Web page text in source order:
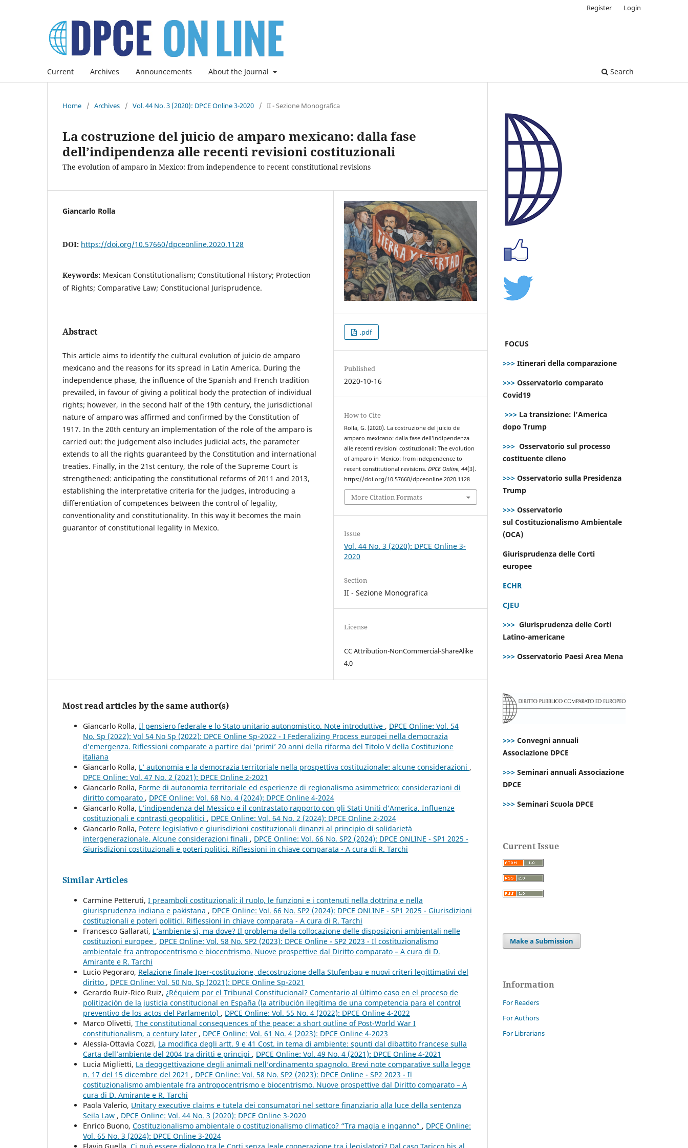
Current Archives Announcements About the Journal Search
Register Login
Home / Archives / Vol. 44 No. 3 (2020): DPCE Online 3-2020 / II - Sezione Monografica
La costruzione del juicio de amparo mexicano: dalla fase
dell’indipendenza alle recenti revisioni costituzionali
The evolution of amparo in Mexico: from independence to recent constitutional revisions
Giancarlo Rolla
DOI: https://doi.org/10.57660/dpceonline.2020.1128
Keywords: Mexican Constitutionalism; Constitutional History; Protection
of Rights; Comparative Law; Constitucional Jurisprudence.
Abstract
This article aims to identify the cultural evolution of juicio de amparo
mexicano and the reasons for its spread in Latin America. During the
independence phase, the influence of the Spanish and French tradition
prevailed, in favour of giving a political body the protection of individual
rights; however, in the second half of the 19th century, the jurisdictional
nature of amparo was affirmed and confirmed by the Constitution of
1917. In the 20th century an implementation of the role of the amparo is
carried out: the judgement also includes judicial acts, the parameter
extends to all the rights guaranteed by the Constitution and international
treaties. Finally, in the 21st century, the role of the Supreme Court is
strengthened: anticipating the constitutional reforms of 2011 and 2013,
establishing the interpretative criteria for the judges, introducing a
differentiation of competences between the control of legality,
conventionality and constitutionality. In this way it becomes the main
guarantor of constitutional legality in Mexico.
.pdf
Published
2020-10-16
How to Cite
Rolla, G. (2020). La costruzione del juicio de
amparo mexicano: dalla fase dell’indipendenza
alle recenti revisioni costituzionali: The evolution
of amparo in Mexico: from independence to
recent constitutional revisions.DPCE Online,44(3).
https://doi.org/10.57660/dpceonline.2020.1128
More Citation Formats
Issue
Vol. 44 No. 3 (2020): DPCE Online 3-
2020
Section
II - Sezione Monografica
License
CC Attribution-NonCommercial-ShareAlike
4.0
Most read articles by the same author(s)
Giancarlo Rolla, Il pensiero federale e lo Stato unitario autonomistico. Note introduttive , DPCE Online: Vol. 54
No. Sp (2022): Vol 54 No Sp (2022): DPCE Online Sp-2022 - I Federalizing Process europei nella democrazia
d’emergenza. Riflessioni comparate a partire dai ‘primi’ 20 anni della riforma del Titolo V della Costituzione
italiana
Giancarlo Rolla, L’ autonomia e la democrazia territoriale nella prospettiva costituzionale: alcune considerazioni ,
DPCE Online: Vol. 47 No. 2 (2021): DPCE Online 2-2021
Giancarlo Rolla, Forme di autonomia territoriale ed esperienze di regionalismo asimmetrico: considerazioni di
diritto comparato , DPCE Online: Vol. 68 No. 4 (2024): DPCE Online 4-2024
Giancarlo Rolla, L’indipendenza del Messico e il contrastato rapporto con gli Stati Uniti d’America. Influenze
costituzionali e contrasti geopolitici , DPCE Online: Vol. 64 No. 2 (2024): DPCE Online 2-2024
Giancarlo Rolla, Potere legislativo e giurisdizioni costituzionali dinanzi al principio di solidarietà
intergenerazionale. Alcune considerazioni finali , DPCE Online: Vol. 66 No. SP2 (2024): DPCE ONLINE - SP1 2025 -
Giurisdizioni costituzionali e poteri politici. Riflessioni in chiave comparata - A cura di R. Tarchi
Similar Articles
Carmine Petteruti, I preamboli costituzionali: il ruolo, le funzioni e i contenuti nella dottrina e nella
giurisprudenza indiana e pakistana , DPCE Online: Vol. 66 No. SP2 (2024): DPCE ONLINE - SP1 2025 - Giurisdizioni
costituzionali e poteri politici. Riflessioni in chiave comparata - A cura di R. Tarchi
Francesco Gallarati, L’ambiente sì, ma dove? Il problema della collocazione delle disposizioni ambientali nelle
costituzioni europee , DPCE Online: Vol. 58 No. SP2 (2023): DPCE Online - SP2 2023 - Il costituzionalismo
ambientale fra antropocentrismo e biocentrismo. Nuove prospettive dal Diritto comparato – A cura di D.
Amirante e R. Tarchi
Lucio Pegoraro, Relazione finale Iper-costituzione, decostruzione della Stufenbau e nuovi criteri legittimativi del
diritto , DPCE Online: Vol. 50 No. Sp (2021): DPCE Online Sp-2021
Gerardo Ruiz-Rico Ruiz, ¿Réquiem por el Tribunal Constitucional? Comentario al último caso en el proceso de
politización de la justicia constitucional en España (la atribución ilegítima de una competencia para el control
preventivo de los actos del Parlamento) , DPCE Online: Vol. 55 No. 4 (2022): DPCE Online 4-2022
Marco Olivetti, The constitutional consequences of the peace: a short outline of Post-World War I
constitutionalism, a century later , DPCE Online: Vol. 61 No. 4 (2023): DPCE Online 4-2023
Alessia-Ottavia Cozzi, La modifica degli artt. 9 e 41 Cost. in tema di ambiente: spunti dal dibattito francese sulla
Carta dell’ambiente del 2004 tra diritti e principi , DPCE Online: Vol. 49 No. 4 (2021): DPCE Online 4-2021
Lucia Miglietti, La deoggettivazione degli animali nell’ordinamento spagnolo. Brevi note comparative sulla legge
n. 17 del 15 dicembre del 2021 , DPCE Online: Vol. 58 No. SP2 (2023): DPCE Online - SP2 2023 - Il
costituzionalismo ambientale fra antropocentrismo e biocentrismo. Nuove prospettive dal Diritto comparato – A
cura di D. Amirante e R. Tarchi
Paola Valerio, Unitary executive claims e tutela dei consumatori nel settore finanziario alla luce della sentenza
Seila Law , DPCE Online: Vol. 44 No. 3 (2020): DPCE Online 3-2020
Enrico Buono, Costituzionalismo ambientale o costituzionalismo climatico? “Tra magia e inganno” , DPCE Online:
Vol. 65 No. 3 (2024): DPCE Online 3-2024
Flavio Guella, Ci può essere dialogo tra le Corti senza leale cooperazione tra i legislatori? Dal caso Taricco bis al
FOCUS
>>> Itinerari della comparazione
>>> Osservatorio comparato
Covid19
>>> La transizione: l’America
dopo Trump
>>> Osservatorio sul processo
costituente cileno
>>> Osservatorio sulla Presidenza
Trump
>>> Osservatorio
sul Costituzionalismo Ambientale
(OCA)
Giurisprudenza delle Corti
europee
ECHR
CJEU
>>> Giurisprudenza delle Corti
Latino-americane
>>> Osservatorio Paesi Area Mena
>>> Convegni annuali
Associazione DPCE
>>> Seminari annuali Associazione
DPCE
>>> Seminari Scuola DPCE
Current Issue
Make a Submission
Information
For Readers
For Authors
For Librarians